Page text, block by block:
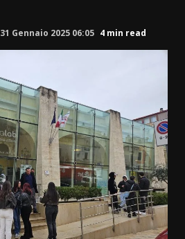
31 Gennaio 2025 06:05 4 min read